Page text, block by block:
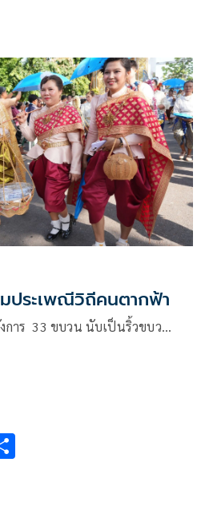
ระเพณีวิถีคนตากฟ้า
การ 33 ขบวน นับเป็นริ้วขบว…